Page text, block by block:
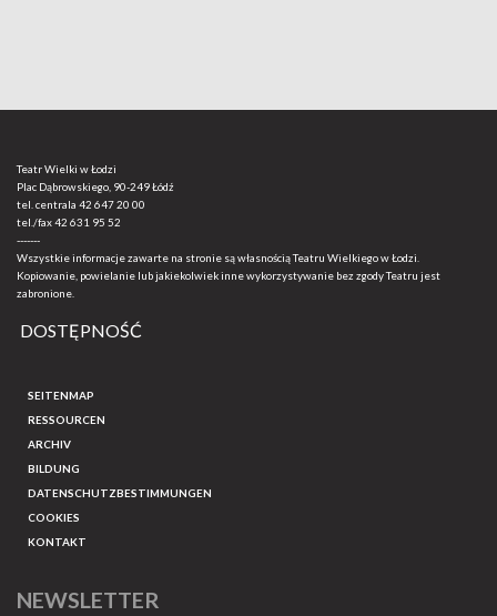
Teatr Wielki w Łodzi
Plac Dąbrowskiego, 90-249 Łódź
tel. centrala 42 647 20 00
tel./fax42 631 95 52
-------
Wszystkie informacje zawarte na stronie są własnością Teatru Wielkiego w Łodzi.
Kopiowanie, powielanie lub jakiekolwiek inne wykorzystywanie bez zgody Teatru jest
zabronione.
DOSTĘPNOŚĆ
SEITENMAP
RESSOURCEN
ARCHIV
BILDUNG
DATENSCHUTZBESTIMMUNGEN
COOKIES
KONTAKT
NEWSLETTER